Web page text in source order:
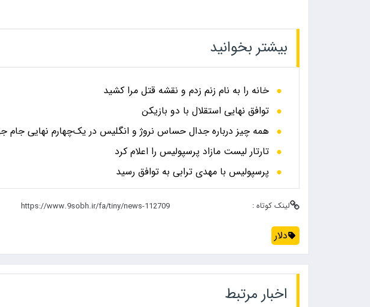
بیشتر بخوانید
خانه را به نام زنم زدم و نقشه قتل مرا کشید
توافق نهایی استقلال با دو بازیکن
همه چیز درباره جدال حساس نروژ و انگلیس در یک‌چهارم نهایی جام جهانی
تارتار لیست مازاد پرسپولیس را اعلام کرد
پرسپولیس با مهدی ترابی به توافق رسید
لینک کوتاه :
دلار
اخبار مرتبط